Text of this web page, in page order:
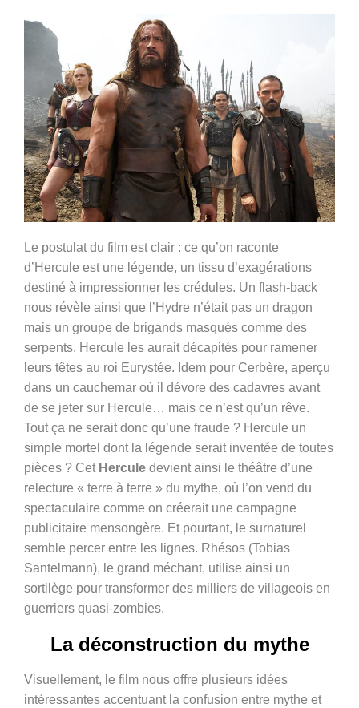
Le postulat du film est clair : ce qu’on raconte
d’Hercule est une légende, un tissu d’exagérations
destiné à impressionner les crédules. Un flash-back
nous révèle ainsi que l’Hydre n’était pas un dragon
mais un groupe de brigands masqués comme des
serpents. Hercule les aurait décapités pour ramener
leurs têtes au roi Eurystée. Idem pour Cerbère, aperçu
dans un cauchemar où il dévore des cadavres avant
de se jeter sur Hercule… mais ce n’est qu’un rêve.
Tout ça ne serait donc qu’une fraude ? Hercule un
simple mortel dont la légende serait inventée de toutes
pièces ? Cet Hercule devient ainsi le théâtre d’une
relecture « terre à terre » du mythe, où l’on vend du
spectaculaire comme on créerait une campagne
publicitaire mensongère. Et pourtant, le surnaturel
semble percer entre les lignes. Rhésos (Tobias
Santelmann), le grand méchant, utilise ainsi un
sortilège pour transformer des milliers de villageois en
guerriers quasi-zombies.
La déconstruction du mythe
Visuellement, le film nous offre plusieurs idées
intéressantes accentuant la confusion entre mythe et